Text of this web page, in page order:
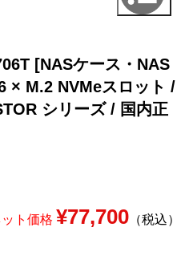
[NASケース・NAS
× M.2 NVMeスロット /
シリーズ / 国内正
ト価格 ¥77,700（税込）